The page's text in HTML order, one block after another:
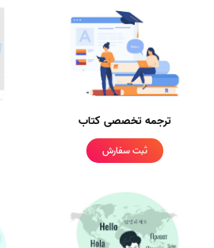
ترجمه تخصصی کتاب
ثبت سفارش